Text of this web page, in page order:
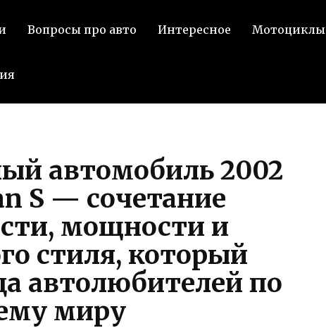
Вопросы про авто Интересное Мотоциклы
автомобиль 2002
S — сочетание
мощности и
стиля, который
автолюбителей по
миру